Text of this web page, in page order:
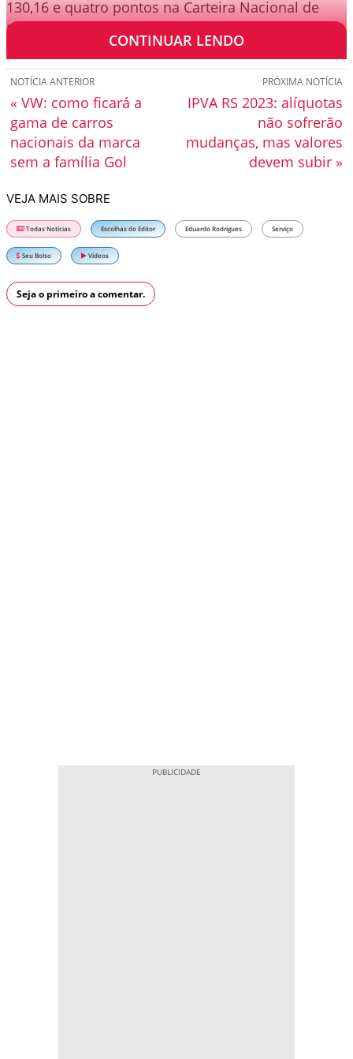
130,16 e quatro pontos na Carteira Nacional de
Habilitação (CNH).
CONTINUAR LENDO
PRÓXIMA NOTÍCIA
IPVA RS 2023: alíquotas
não sofrerão
mudanças, mas valores
devem subir »
NOTÍCIA ANTERIOR
« VW: como ficará a
gama de carros
nacionais da marca
sem a família Gol
VEJA MAIS SOBRE
Todas Notícias Escolhas do Editor Eduardo Rodrigues Serviço
Seu Bolso Vídeos
Seja o primeiro a comentar.